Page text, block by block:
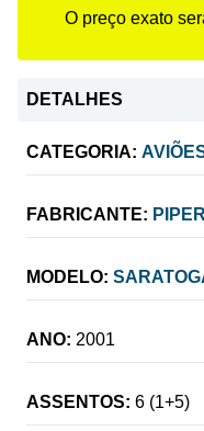
O preço exato
DETALHES
CATEGORIA:
FABRICANTE:
MODELO:
ANO: 2001
ASSENTOS: 6 (1+5)